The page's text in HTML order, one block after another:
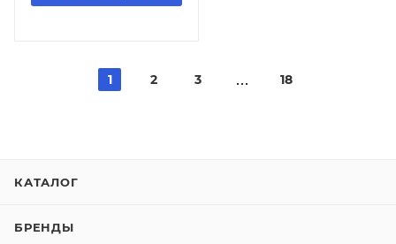
1 2 3 18
КАТАЛОГ
БРЕНДЫ